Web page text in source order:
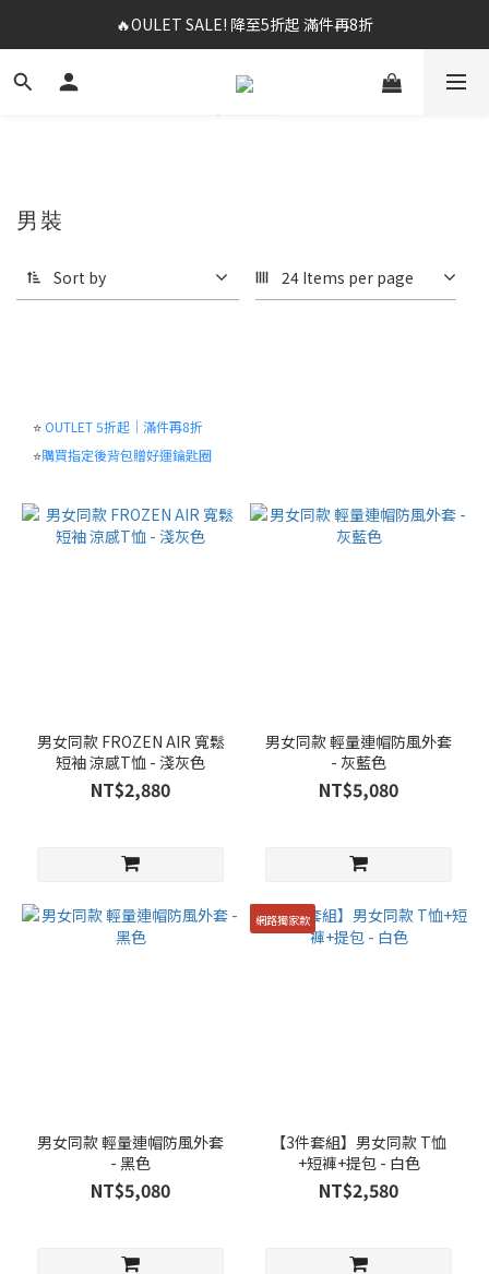
✨春夏新品最低8折起 ！2件再9折
🔥OULET SALE! 降至5折起 滿件再8折
✨購買指定後背包送好運鑰匙圈 (贈完為止)
✨春夏新品最低8折起 ！2件再9折
男裝
Sort by 24 Items per page
⭐OUTLET 5折起｜滿件再8折
⭐購買指定後背包贈好運鑰匙圈
男女同款 FROZEN AIR 寬鬆
短袖 涼感T恤 - 淺灰色
NT$2,880
男女同款 輕量連帽防風外套
- 灰藍色
NT$5,080
男女同款 輕量連帽防風外套
- 黑色
NT$5,080
網路獨家款
【3件套組】男女同款 T恤
+短褲+提包 - 白色
NT$2,580